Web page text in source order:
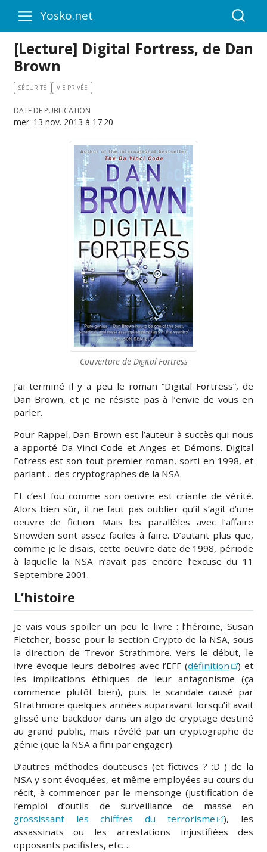
Yosko.net
[Lecture] Digital Fortress, de Dan
Brown
SÉCURITÉ VIE PRIVÉE
DATE DE PUBLICATION
mer. 13 nov. 2013 à 17:20
Couverture de Digital Fortress
J’ai terminé il y a peu le roman “Digital Fortress”, de
Dan Brown, et je ne résiste pas à l’envie de vous en
parler.
Pour Rappel, Dan Brown est l’auteur à succès qui nous
a apporté Da Vinci Code et Anges et Démons. Digital
Fotress est son tout premier roman, sorti en 1998, et
parlant… des cryptographes de la NSA.
Et c’est fou comme son oeuvre est criante de vérité.
Alors bien sûr, il ne faut pas oublier qu’il s’agit d’une
oeuvre de fiction. Mais les parallèles avec l’affaire
Snowden sont assez faciles à faire. D’autant plus que,
comme je le disais, cette oeuvre date de 1998, période
à laquelle la NSA n’avait pas encore l’excuse du 11
Septembre 2001.
L’histoire
Je vais vous spoiler un peu le livre : l’héroïne, Susan
Fletcher, bosse pour la section Crypto de la NSA, sous
la direction de Trevor Strathmore. Vers le début, le
livre évoque leurs déboires avec l’EFF (définition
) et
les implications éthiques de leur antagonisme (ça
commence plutôt bien), puis le scandale causé par
Strathmore quelques années auparavant lorsqu’il avait
glissé une backdoor dans un algo de cryptage destiné
au grand public, mais révélé par un cryptographe de
génie (que la NSA a fini par engager).
D’autres méthodes douteuses (et fictives ? :D ) de la
NSA y sont évoquées, et même employées au cours du
récit, à commencer par le mensonge (justification de
l’emploi d’outils de surveillance de masse en
grossissant les chiffres du terrorisme
), les
assassinats ou les arrestations injustifiées des
opposants pacifistes, etc….